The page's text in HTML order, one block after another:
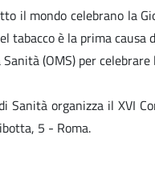
il mondo celebrano la
tabacco è la prima
(OMS) per
organizza il XVI
5 - Roma.